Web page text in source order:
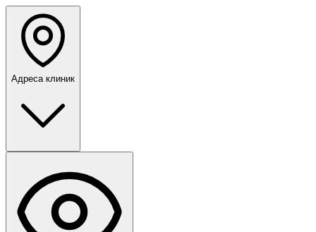
Адреса клиник